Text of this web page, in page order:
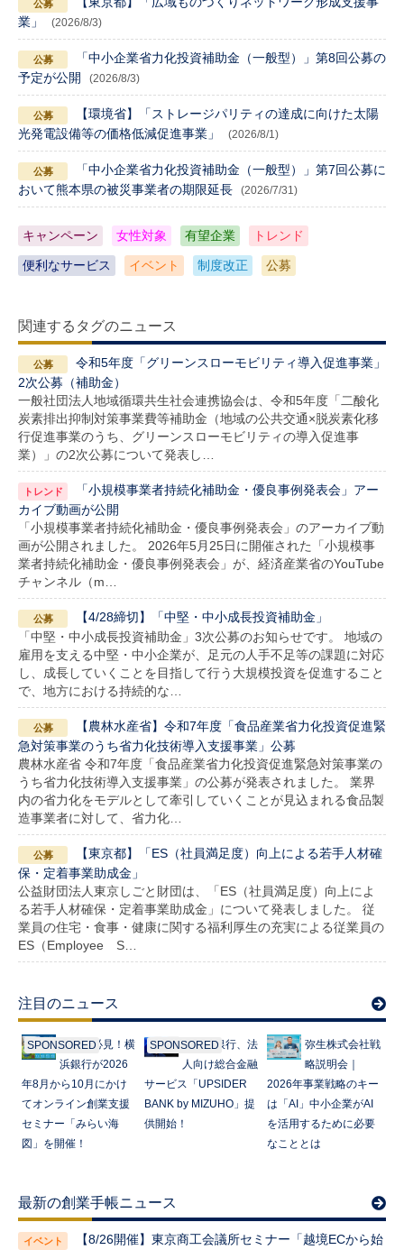
業」
(2026/8/3)
「中小企業省力化投資補助金（一般型）」第8回公募の
予定が公開
(2026/8/3)
【環境省】「ストレージパリティの達成に向けた太陽
光発電設備等の価格低減促進事業」
(2026/8/1)
「中小企業省力化投資補助金（一般型）」第7回公募に
おいて熊本県の被災事業者の期限延長
(2026/7/31)
キャンペーン 女性対象 有望企業 トレンド
便利なサービス イベント 制度改正 公募
関連するタグのニュース
令和5年度「グリーンスローモビリティ導入促進事業」
2次公募（補助金）
一般社団法人地域循環共生社会連携協会は、令和5年度「二酸化
炭素排出抑制対策事業費等補助金（地域の公共交通×脱炭素化移
行促進事業のうち、グリーンスローモビリティの導入促進事
業）」の2次公募について発表し…
「小規模事業者持続化補助金・優良事例発表会」アー
カイブ動画が公開
「小規模事業者持続化補助金・優良事例発表会」のアーカイブ動
画が公開されました。 2026年5月25日に開催された「小規模事
業者持続化補助金・優良事例発表会」が、経済産業省のYouTube
チャンネル（m…
【4/28締切】「中堅・中小成長投資補助金」
「中堅・中小成長投資補助金」3次公募のお知らせです。 地域の
雇用を支える中堅・中小企業が、足元の人手不足等の課題に対応
し、成長していくことを目指して行う大規模投資を促進すること
で、地方における持続的な…
【農林水産省】令和7年度「食品産業省力化投資促進緊
急対策事業のうち省力化技術導入支援事業」公募
農林水産省 令和7年度「食品産業省力化投資促進緊急対策事業の
うち省力化技術導入支援事業」の公募が発表されました。 業界
内の省力化をモデルとして牽引していくことが見込まれる食品製
造事業者に対して、省力化…
【東京都】「ES（社員満足度）向上による若手人材確
保・定着事業助成金」
公益財団法人東京しごと財団は、「ES（社員満足度）向上によ
る若手人材確保・定着事業助成金」について発表しました。 従
業員の住宅・食事・健康に関する福利厚生の充実による従業員の
ES（Employee S…
注目のニュース
SPONSORED起業家必見！横
浜銀行が2026
年8月から10月にかけ
てオンライン創業支援
セミナー「みらい海
図」を開催！
SPONSOREDみずほ銀行、法
人向け総合金融
サービス「UPSIDER
BANK by MIZUHO」提
供開始！
弥生株式会社戦
略説明会｜
2026年事業戦略のキー
は「AI」中小企業がAI
を活用するために必要
なこととは
最新の創業手帳ニュース
【8/26開催】東京商工会議所セミナー「越境ECから始